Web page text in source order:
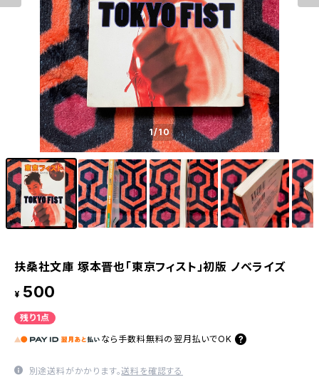
1/10
扶桑社文庫 塚本晋也「東京フィスト」初版 ノベライズ
¥ 500
残り1点
なら 手数料無料の 翌月払いでOK
別途送料がかかります。送料を確認する